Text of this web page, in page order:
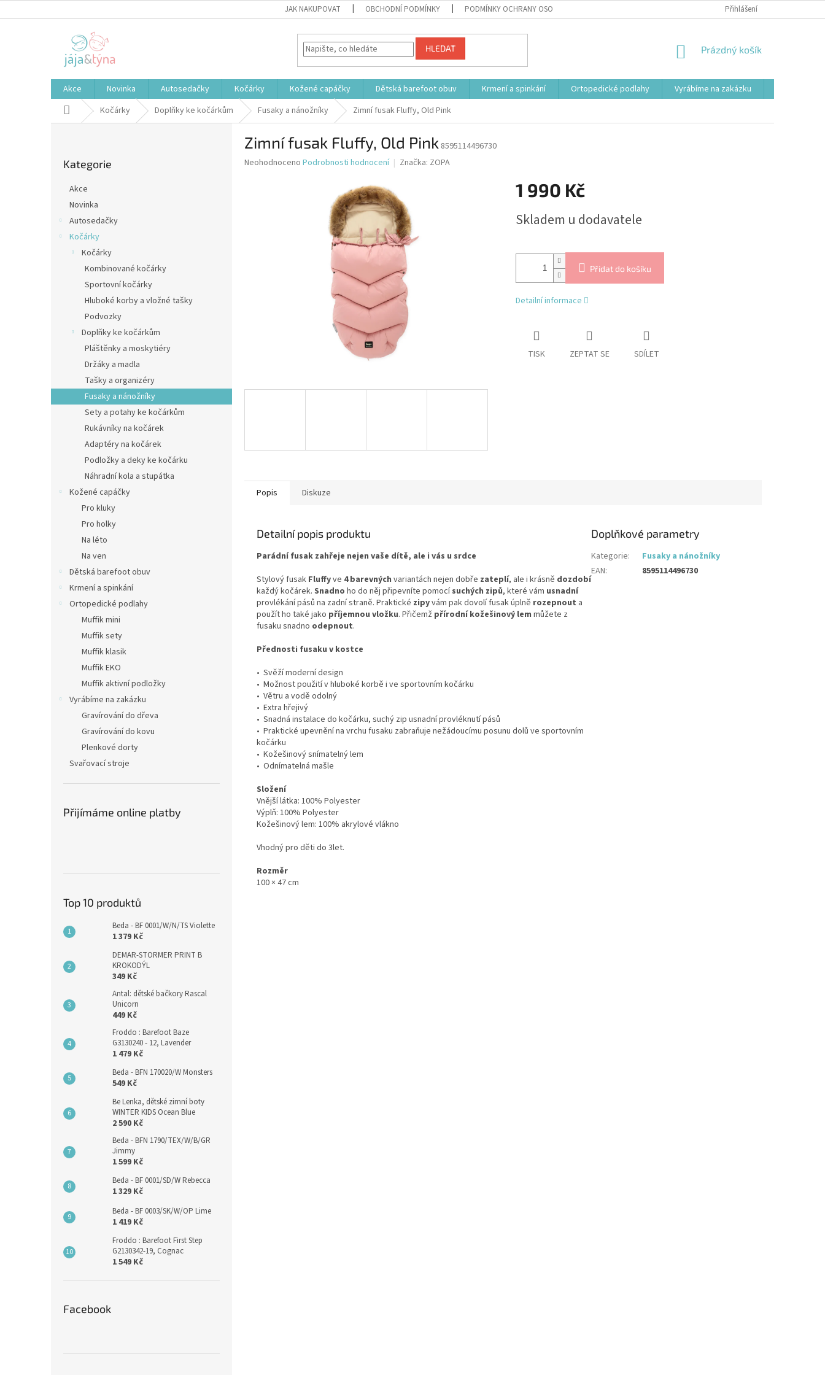
na
JAK NAKUPOVAT OBCHODNÍ PODMÍNKY PODMÍNKY OCHRANY OSOBNÍCH ÚDAJŮ Přihlášení
HLEDAT
NÁKUPNÍ
Prázdný košík
Akce Novinka Autosedačky Kočárky Kožené capáčky Dětská barefoot obuv Krmení a spinkání Ortopedické podlahy Vyrábíme na zakázku
Domů Kočárky Doplňky ke kočárkům Fusaky a nánožníky Zimní fusak Fluffy, Old Pink
kategorie
Kategorie
Akce
Novinka
Autosedačky
Kočárky
Kočárky
Kombinované kočárky
Sportovní kočárky
Hluboké korby a vložné tašky
Podvozky
Doplňky ke kočárkům
Pláštěnky a moskytiéry
Držáky a madla
Tašky a organizéry
Fusaky a nánožníky
Sety a potahy ke kočárkům
Rukávníky na kočárek
Adaptéry na kočárek
Podložky a deky ke kočárku
Náhradní kola a stupátka
Kožené capáčky
Pro kluky
Pro holky
Na léto
Na ven
Dětská barefoot obuv
Krmení a spinkání
Ortopedické podlahy
Muffik mini
Muffik sety
Muffik klasik
Muffik EKO
Muffik aktivní podložky
Vyrábíme na zakázku
Gravírování do dřeva
Gravírování do kovu
Plenkové dorty
Svařovací stroje
Přijímáme online platby
Top 10 produktů
Beda - BF 0001/W/N/TS Violette
1 379 Kč
DEMAR-STORMER PRINT B
KROKODÝL
349 Kč
Antal: dětské bačkory Rascal
Unicorn
449 Kč
Froddo : Barefoot Baze
G3130240 - 12, Lavender
1 479 Kč
Beda - BFN 170020/W Monsters
549 Kč
Be Lenka, dětské zimní boty
WINTER KIDS Ocean Blue
2 590 Kč
Beda - BFN 1790/TEX/W/B/GR
Jimmy
1 599 Kč
Beda - BF 0001/SD/W Rebecca
1 329 Kč
Beda - BF 0003/SK/W/OP Lime
1 419 Kč
Froddo : Barefoot First Step
G2130342-19, Cognac
1 549 Kč
Facebook
Zimní fusak Fluffy, Old Pink 8595114496730
Průměrné
Neohodnoceno Podrobnosti hodnocení Značka: ZOPA
1 990 Kč
cena:
Skladem u dodavatele
Přidat do košíku
Detailní informace
TISK ZEPTAT SE SDÍLET
Popis Diskuze
Detailní popis produktu
Parádní fusak zahřeje nejen vaše dítě, ale i vás u srdce
Stylový fusak Fluffyve 4 barevných variantách nejen dobře zateplí, ale i krásně dozdobí
každý kočárek. Snadno ho do něj připevníte pomocísuchých zipů, které vám usnadní
provlékání pásů na zadní straně. Praktické zipyvám pak dovolí fusak úplně rozepnout a
použít ho také jako příjemnou vložku. Přičemž přírodní kožešinový lem můžete z
fusaku snadno odepnout.
Přednosti fusaku v kostce
• Svěží moderní design
• Možnost použití v hluboké korbě i ve sportovním kočárku
• Větru a vodě odolný
• Extra hřejivý
• Snadná instalace do kočárku, suchý zip usnadní provléknutí pásů
• Praktické upevnění na vrchu fusaku zabraňuje nežádoucímu posunu dolů ve sportovním
kočárku
• Kožešinový snímatelný lem
• Odnímatelná mašle
Složení
Vnější látka: 100% Polyester
Výplň: 100% Polyester
Kožešinový lem: 100% akrylové vlákno
Vhodný pro děti do 3let.
Rozměr
100 × 47 cm
Doplňkové parametry
Kategorie:
Fusaky a nánožníky
EAN: 8595114496730